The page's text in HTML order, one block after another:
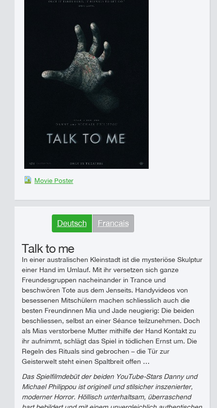
Movie Poster
Deutsch Francais
Talk to me
In einer australischen Kleinstadt ist die mysteriöse Skulptur
einer Hand im Umlauf. Mit ihr versetzen sich ganze
Freundesgruppen nacheinander in Trance und
beschwören Tote aus dem Jenseits. Handyvideos von
besessenen Mitschülern machen schliesslich auch die
besten Freundinnen Mia und Jade neugierig: Die beiden
beschliessen, selbst an einer Séance teilzunehmen. Doch
als Mias verstorbene Mutter mithilfe der Hand Kontakt zu
ihr aufnimmt, schlägt das Spiel in tödlichen Ernst um. Die
Regeln des Rituals sind gebrochen – die Tür zur
Geisterwelt steht einen Spaltbreit offen …
Das Spielfilmdebüt der beiden YouTube-Stars Danny und
Michael Philippou ist originell und stilsicher inszenierter,
moderner Horror. Höllisch unterhaltsam, überraschend